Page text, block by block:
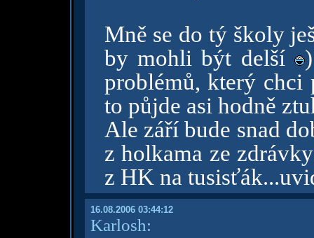
Mně se do tý školy
by mohli být delší
problémů, který chci
to půjde asi hodně
Ale září bude snad
z holkama ze
z HK na
16.08.2006 03:44:12
Karlosh: